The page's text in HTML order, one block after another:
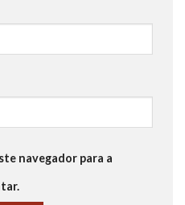
navegador para a